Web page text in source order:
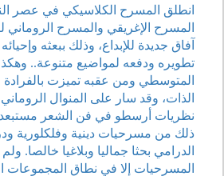
انطلق المسرح الكلاسيكي في عصر
المسرح الإغريقي والمسرح الروماني
آفاق جديدة للإبداع، وذلك ببعثه
تطويره ودفعه لمواضيع متنوعة..
المتوسطي ومن عقبه تميزت
الذات، وقد سار على المنوال
نظريات أرسطو في فن الشعر
ذلك من مسرحيات دينية وفلكلورية
الدرامي بحثا جماليا وبلاغيا خالصا.
المسرحيات إلا في نطاق